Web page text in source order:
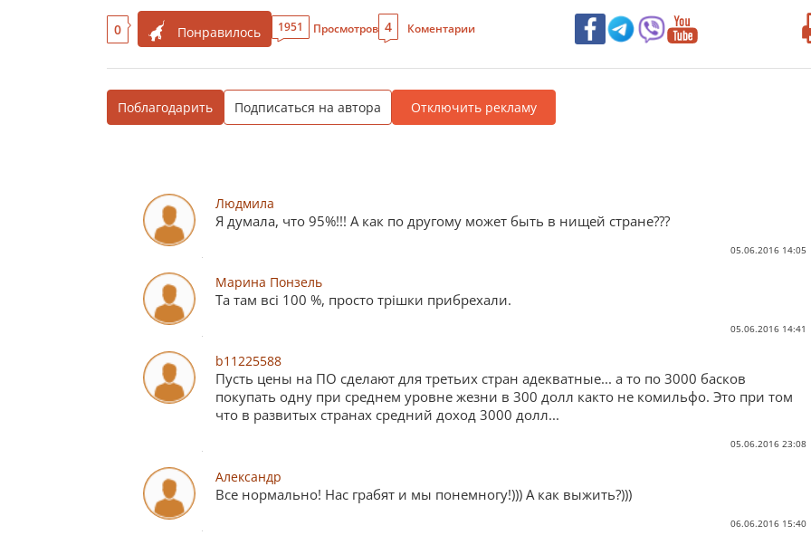
0 Понравилось 1951 Просмотров 4 Коментарии
Поблагодарить Подписаться на автора Отключить рекламу
Людмила
Я думала, что 95%!!! А как по другому может быть в нищей стране???
05.06.2016 14:05
Марина Понзель
Та там всі 100 %, просто трішки прибрехали.
05.06.2016 14:41
b11225588
Пусть цены на ПО сделают для третьих стран адекватные... а то по 3000 басков
покупать одну при среднем уровне жезни в 300 долл както не комильфо. Это при том
что в развитых странах средний доход 3000 долл...
05.06.2016 23:08
Александр
Все нормально! Нас грабят и мы понемногу!))) А как выжить?)))
06.06.2016 15:40